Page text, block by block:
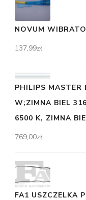
NOVUM
137,99zł
PHILIPS MASTER
W;ZIMNA BIEL
6500 K, ZIMNA
769,00zł
FA1 USZCZELKA